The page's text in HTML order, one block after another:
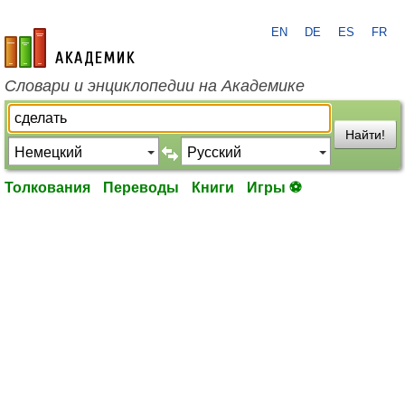
academic.ru
EN DE ES FR
Словари и энциклопедии на Академике
Найти!
Толкования Переводы Книги Игры ⚽